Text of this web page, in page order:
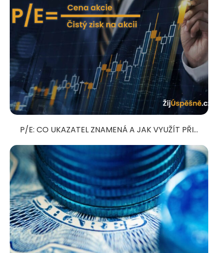
P/E: CO UKAZATEL ZNAMENÁ A JAK VYUŽÍT PŘI...